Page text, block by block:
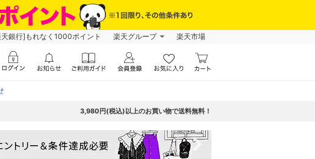
天銀行]もれなく1000ポイント 楽天グループ 楽天市場
3,980円(税込)以上のお買い物で送料無料！
navigate_next